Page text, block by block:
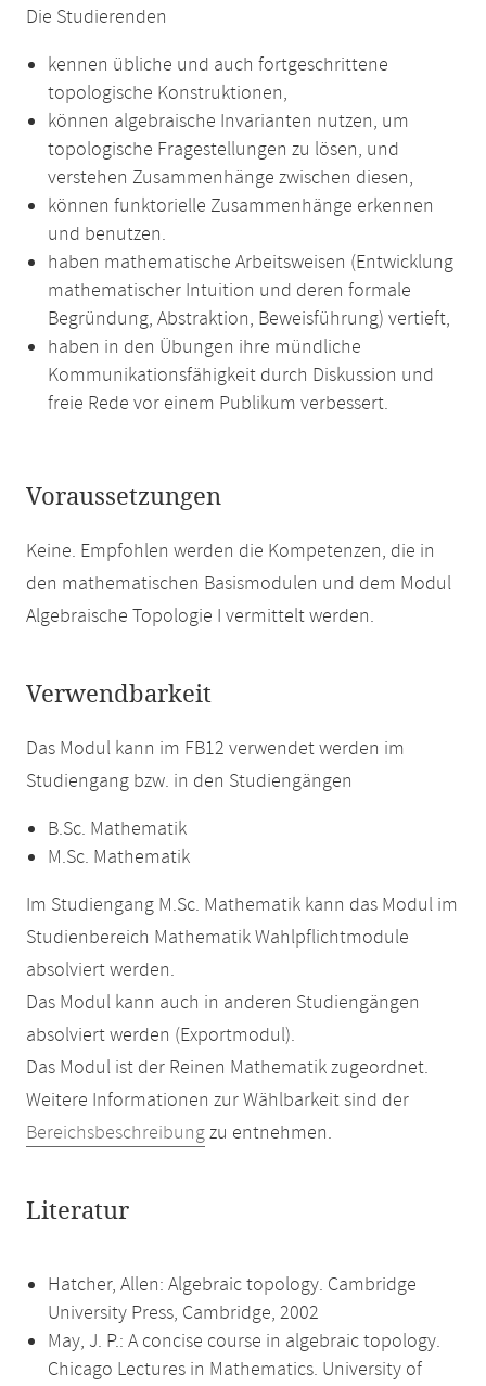
Die Studierenden
kennen übliche und auch fortgeschrittene
topologische Konstruktionen,
können algebraische Invarianten nutzen, um
topologische Fragestellungen zu lösen, und
verstehen Zusammenhänge zwischen diesen,
können funktorielle Zusammenhänge erkennen
und benutzen.
haben mathematische Arbeitsweisen (Entwicklung
mathematischer Intuition und deren formale
Begründung, Abstraktion, Beweisführung) vertieft,
haben in den Übungen ihre mündliche
Kommunikationsfähigkeit durch Diskussion und
freie Rede vor einem Publikum verbessert.
Voraussetzungen
Keine. Empfohlen werden die Kompetenzen, die in
den mathematischen Basismodulen und dem Modul
Algebraische Topologie I vermittelt werden.
Verwendbarkeit
Das Modul kann im FB12 verwendet werden im
Studiengang bzw. in den Studiengängen
B.Sc. Mathematik
M.Sc. Mathematik
Im Studiengang M.Sc. Mathematik kann das Modul im
Studienbereich Mathematik Wahlpflichtmodule
absolviert werden.
Das Modul kann auch in anderen Studiengängen
absolviert werden (Exportmodul).
Das Modul ist der Reinen Mathematik zugeordnet.
Weitere Informationen zur Wählbarkeit sind der
Bereichsbeschreibungzu entnehmen.
Literatur
Hatcher, Allen: Algebraic topology. Cambridge
University Press, Cambridge, 2002
May, J. P.: A concise course in algebraic topology.
Chicago Lectures in Mathematics. University of